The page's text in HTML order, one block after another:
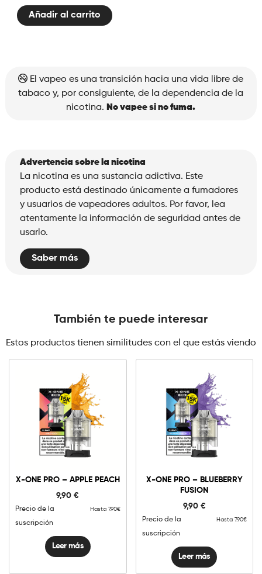
One
Pro
Passionfruit
Guava
Añadir al carrito
El vapeo es una transición hacia una vida libre de
tabaco y, por consiguiente, de la dependencia de la
nicotina. No vapee si no fuma.
Advertencia sobre la nicotina
La nicotina es una sustancia adictiva. Este
producto está destinado únicamente a fumadores
y usuarios de vapeadores adultos. Por favor, lea
atentamente la información de seguridad antes de
usarlo.
Saber más
También te puede interesar
Estos productos tienen similitudes con el que estás viendo
X-ONE PRO – APPLE PEACH
9,90€
Precio de la
suscripción
Hasta 7.90€
Leer más
X-ONE PRO – BLUEBERRY
FUSION
9,90 €
Precio de la
suscripción
Hasta 7.90€
Leer más